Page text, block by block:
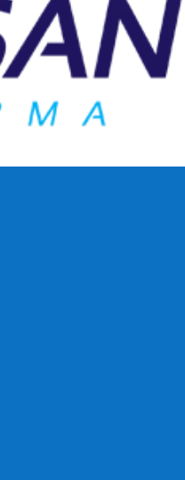
und -validierung.